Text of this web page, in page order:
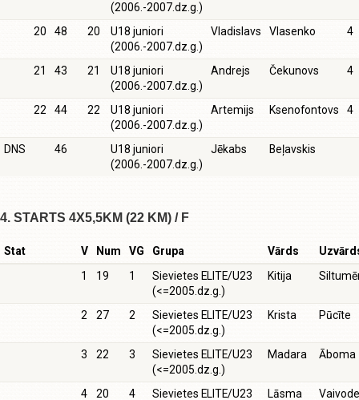
(2006.-2007.dz.g.)
20 48 20
U18 juniori
(2006.-2007.dz.g.)
Vladislavs Vlasenko 4
21 43 21
U18 juniori
(2006.-2007.dz.g.)
Andrejs Čekunovs 4
22 44 22
U18 juniori
(2006.-2007.dz.g.)
Artemijs Ksenofontovs 4
DNS 46
U18 juniori
(2006.-2007.dz.g.)
Jēkabs Beļavskis
4. STARTS 4X5,5KM (22 KM) / F
Stat V Num VG Grupa Vārds
1
19 1
Sievietes ELITE/U23
(<=2005.dz.g.)
Kitija
2 27 2
Sievietes ELITE/U23
(<=2005.dz.g.)
Krista Pūcīte
3 22 3
Sievietes ELITE/U23
(<=2005.dz.g.)
Madara Āboma
4 20 4 Sievietes ELITE/U23 Lāsma Vaivode